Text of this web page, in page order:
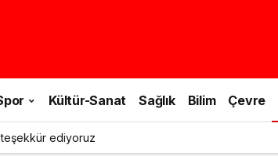
Kültür-Sanat Sağlık Bilim Çevre
ediyoruz